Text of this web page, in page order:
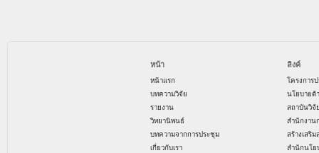
หน้า
หน้าแรก
บทความวิจัย
รายงาน
วิทยานิพนธ์
บทความจากการประชุม
เกี่ยวกับเรา
ลิงค์
โครงการ
นโยบายด้
สถาบันวิจั
สำนักงาน
สร้างเสริ
สำนักนโย